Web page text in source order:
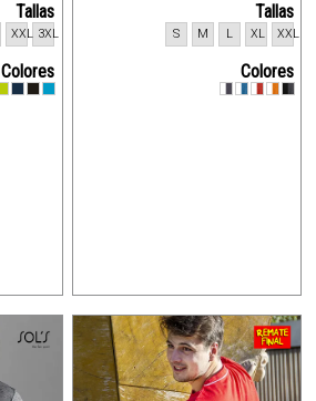
Tallas
3XL
XXL
Colores
Tallas
XXL
XL
L
M
S
Colores